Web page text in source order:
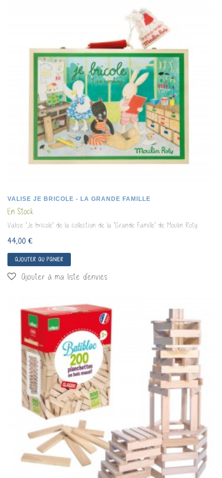
VALISE JE BRICOLE - LA GRANDE FAMILLE
En Stock
Valise "Je bricole" de la collection de la "Grande Famille" de Moulin Roty
44,00 €
AJOUTER AU PANIER
Ajouter à ma liste d'envies